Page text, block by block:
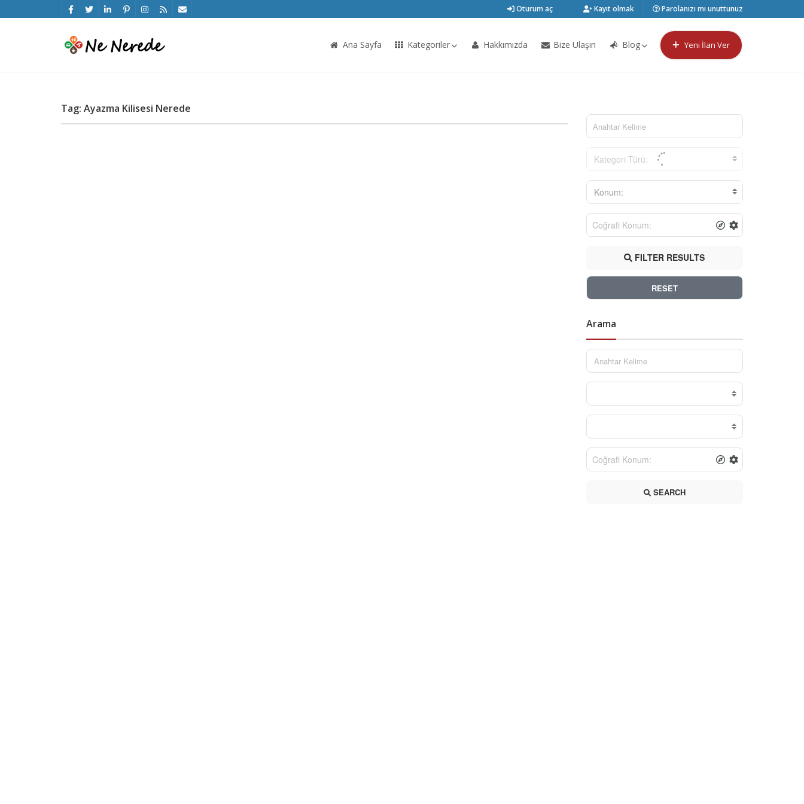
Oturum aç Kayıt olmak Parolanızı mı unuttunuz
Ana Sayfa Kategoriler Hakkımızda Bize Ulaşın Blog Yeni İlan Ver
Tag: Ayazma Kilisesi Nerede
Kategori Türü:
Konum:
FILTER RESULTS
RESET
Arama
SEARCH